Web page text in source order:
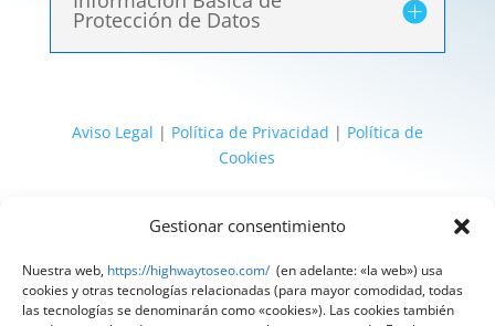
Gestionar consentimiento
Nuestra web, https://highwaytoseo.com/ (en adelante: «la web») usa
cookies y otras tecnologías relacionadas (para mayor comodidad, todas
las tecnologías se denominarán como «cookies»). Las cookies también
Protección de Datos
Aviso Legal | Política de Privacidad | Política de
Cookies
@ 2025 Diseñado por HighWay To Seo | Textos
Compliance«Tu Compliance de confianza»